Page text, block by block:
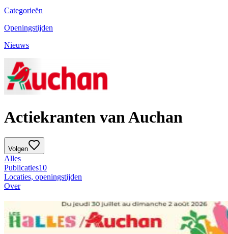
Categorieën
Openingstijden
Nieuws
Actiekranten van Auchan
Volgen
Alles
Publicaties10
Locaties, openingstijden
Over